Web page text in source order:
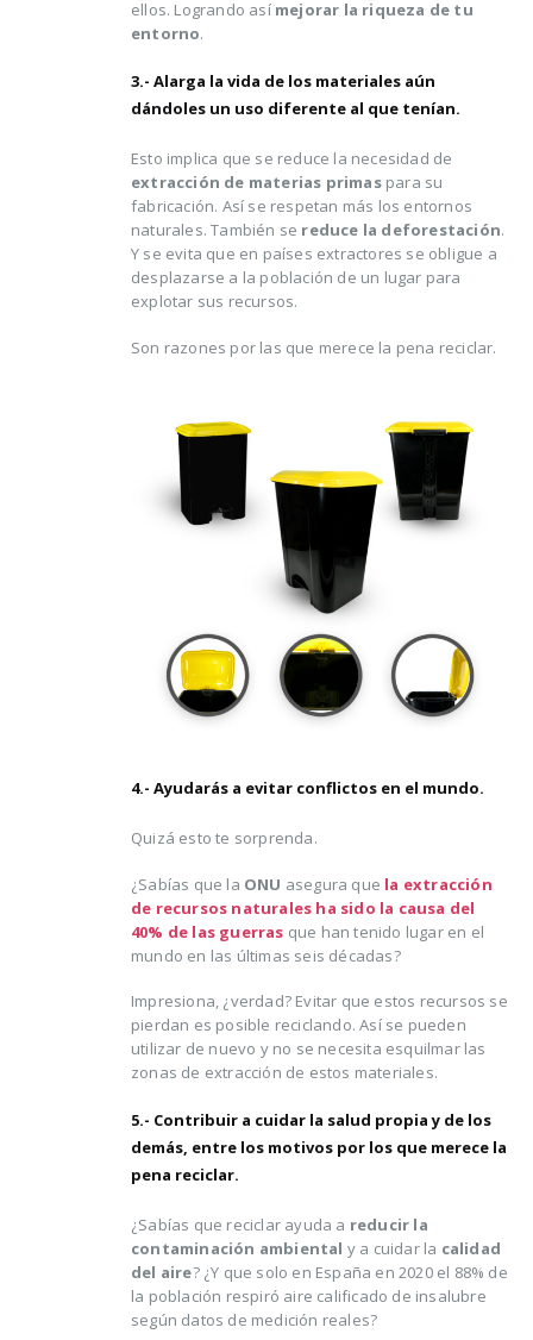
ellos. Logrando así mejorar la riqueza de tu
entorno.
3.- Alarga la vida de los materiales aún
dándoles un uso diferente al que tenían.
Esto implica que se reduce la necesidad de
extracción de materias primaspara su
fabricación. Así se respetan más los entornos
naturales. También se reduce la deforestación.
Y se evita que en países extractores se obligue a
desplazarse a la población de un lugar para
explotar sus recursos.
Son razones por las que merece la pena reciclar.
4.- Ayudarás a evitar conflictos en el mundo.
Quizá esto te sorprenda.
¿Sabías que la ONU asegura que la extracción
de recursos naturales ha sido la causa del
40% de las guerras que han tenido lugar en el
mundo en las últimas seis décadas?
Impresiona, ¿verdad? Evitar que estos recursos se
pierdan es posible reciclando. Así se pueden
utilizar de nuevo y no se necesita esquilmar las
zonas de extracción de estos materiales.
5.- Contribuir a cuidar la salud propia y de los
demás, entre los motivos por los que merece la
pena reciclar.
¿Sabías que reciclar ayuda a reducir la
contaminación ambiental y a cuidar la calidad
del aire? ¿Y que solo en España en 2020 el 88% de
la población respiró aire calificado de insalubre
según datos de medición reales?